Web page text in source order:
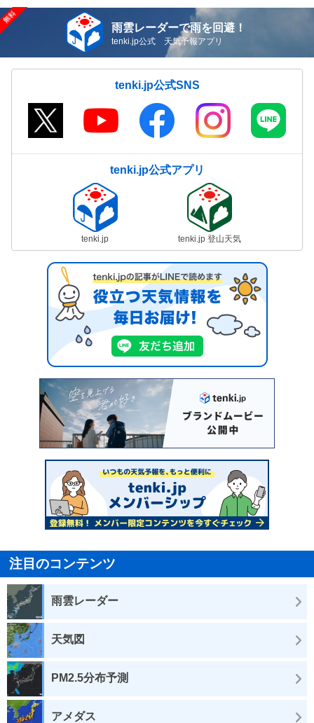
雨雲レーダーで雨を回避！
tenki.jp公式 天気予報アプリ
tenki.jp公式SNS
tenki.jp公式アプリ
tenki.jp tenki.jp 登山天気
注目のコンテンツ
雨雲レーダー
天気図
PM2.5分布予測
アメダス